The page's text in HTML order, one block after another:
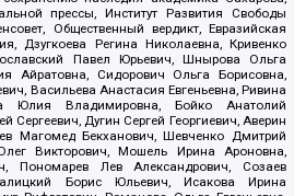
прессы, Институт Развития Свободы
Общественный вердикт, Евразийская
Дзугкоева Регина Николаевна, Кривенко
Павел Юрьевич, Шнырова Ольга
Айратовна, Сидорович Ольга Борисовна,
Васильева Анастасия Евгеньевна, Ривина
Юлия Владимировна, Бойко Анатолий
Сергеевич, Дугин Сергей Георгиевич, Аверин
Магомед Бекханович, Шевченко Дмитрий
Викторович, Мошель Ирина Ароновна,
Пономарев Лев Александрович, Созаев
Борис Юльевич, Исакова Ирина